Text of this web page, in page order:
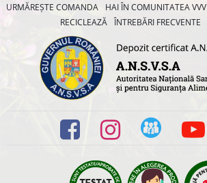
URMĂREȘTE COMANDA
HAI ÎN COMUNITATEA VVV
RECICLEAZĂ ÎNTREBĂRI FRECVENTE